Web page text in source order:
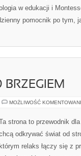
w edukacji i
pomocnik po tym,
MOŻLIWOŚĆ
strona to przewodnik
odkrywać świat od
którym relaks łączy się z